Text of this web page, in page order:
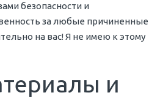
безопасности и
за любые причиненные
на вас! Я не имею к этому
и